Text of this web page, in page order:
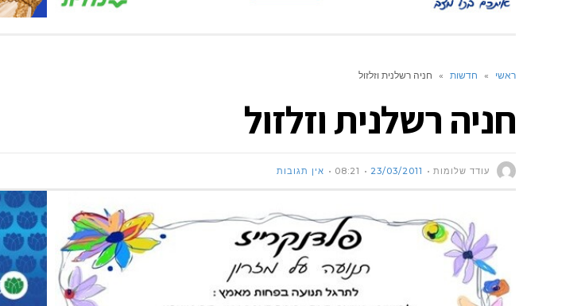
ראשי » חדשות » חניה רשלנית וזלזול
חניה רשלנית וזלזול
עודד שלומות 23/03/2011
08:21 אין תגובות